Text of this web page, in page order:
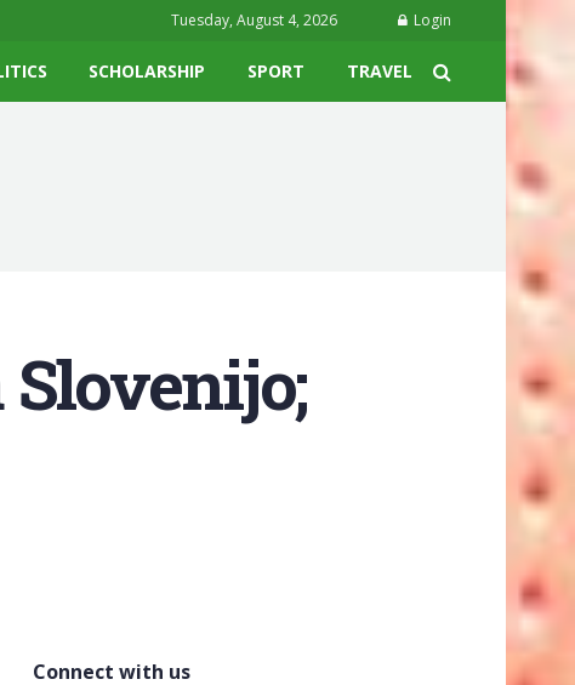
Tuesday, August 4, 2026 Login
SCHOLARSHIP SPORT TRAVEL
Connect with us